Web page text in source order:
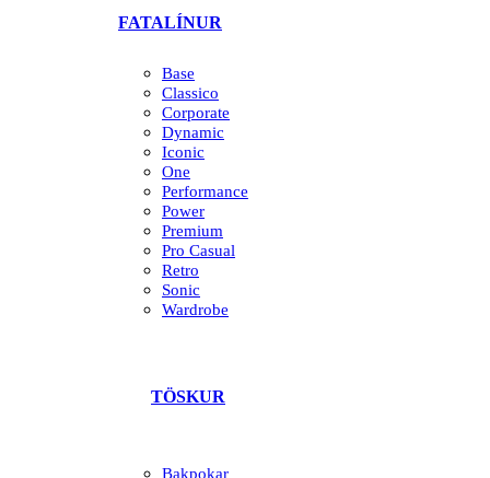
FATALÍNUR
Base
Classico
Corporate
Dynamic
Iconic
One
Performance
Power
Premium
Pro Casual
Retro
Sonic
Wardrobe
TÖSKUR
Bakpokar